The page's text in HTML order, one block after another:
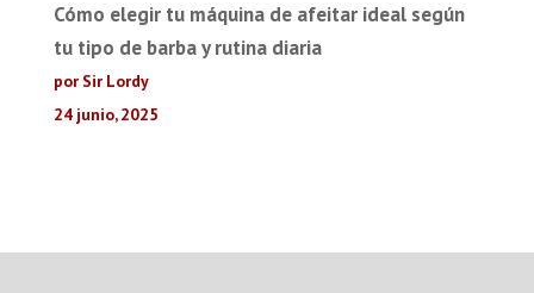
Cómo elegir tu máquina de afeitar ideal según
tu tipo de barba y rutina diaria
por Sir Lordy
24 junio, 2025